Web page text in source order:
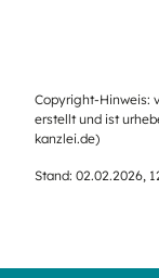
Copyright-Hinweis:
erstellt und ist
kanzlei.de)
Stand: 02.02.2026,